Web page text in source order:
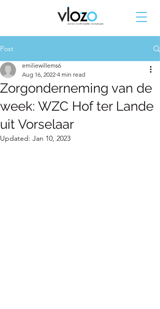
Post
Zorgonderneming van de
week: WZC Hof ter Lande
uit Vorselaar
emiliewillems6
Aug 16, 2022 4 min read
Updated: Jan 10, 2023